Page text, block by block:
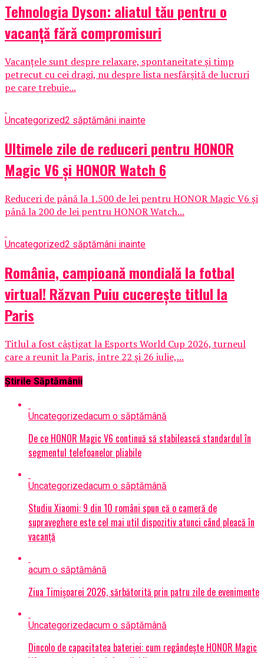
Tehnologia Dyson: aliatul tău pentru o
vacanță fără compromisuri
Vacanțele sunt despre relaxare, spontaneitate și timp
petrecut cu cei dragi, nu despre lista nesfârșită de lucruri
pe care trebuie...
Uncategorized2 săptămâni inainte
Ultimele zile de reduceri pentru HONOR
Magic V6 și HONOR Watch 6
Reduceri de până la 1.500 de lei pentru HONOR Magic V6 și
până la 200 de lei pentru HONOR Watch...
Uncategorized2 săptămâni inainte
România, campioană mondială la fotbal
virtual! Răzvan Puiu cucerește titlul la
Paris
Titlul a fost câștigat la Esports World Cup 2026, turneul
care a reunit la Paris, între 22 și 26 iulie,...
Știrile Săptămânii
Uncategorizedacum o săptămână
De ce HONOR Magic V6 continuă să stabilească standardul în
segmentul telefoanelor pliabile
Uncategorizedacum o săptămână
Studiu Xiaomi: 9 din 10 români spun că o cameră de
supraveghere este cel mai util dispozitiv atunci când pleacă în
vacanță
acum o săptămână
Ziua Timișoarei 2026, sărbătorită prin patru zile de evenimente
Uncategorizedacum o săptămână
Dincolo de capacitatea bateriei: cum regândește HONOR Magic